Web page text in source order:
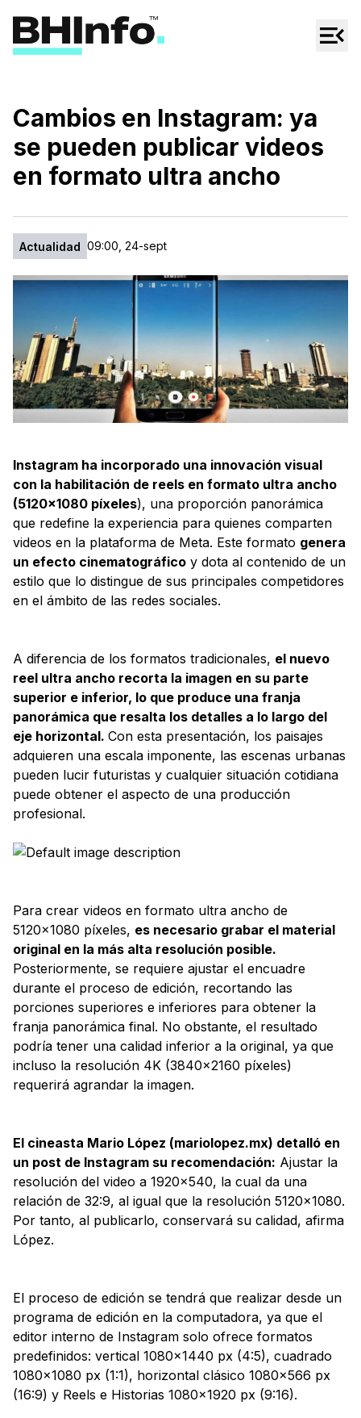
Regionales
Espectáculos
Tecno
Cambios en Instagram: ya
se pueden publicar videos
en formato ultra ancho
Actualidad 09:00, 24-sept
Instagram ha incorporado una innovación visual
con la habilitación de reels en formato ultra ancho
(5120x1080 píxeles), una proporción panorámica
que redefine la experiencia para quienes comparten
videos en la plataforma de Meta. Este formato genera
un efecto cinematográfico y dota al contenido de un
estilo que lo distingue de sus principales competidores
en el ámbito de las redes sociales.
A diferencia de los formatos tradicionales, el nuevo
reel ultra ancho recorta la imagen en su parte
superior e inferior, lo que produce una franja
panorámica que resalta los detalles a lo largo del
eje horizontal. Con esta presentación, los paisajes
adquieren una escala imponente, las escenas urbanas
pueden lucir futuristas y cualquier situación cotidiana
puede obtener el aspecto de una producción
profesional.
Para crear videos en formato ultra ancho de
5120x1080 píxeles, es necesario grabar el material
original en la más alta resolución posible.
Posteriormente, se requiere ajustar el encuadre
durante el proceso de edición, recortando las
porciones superiores e inferiores para obtener la
franja panorámica final. No obstante, el resultado
podría tener una calidad inferior a la original, ya que
incluso la resolución 4K (3840x2160 píxeles)
requerirá agrandar la imagen.
El cineasta Mario López (mariolopez.mx) detalló en
un post de Instagram su recomendación: Ajustar la
resolución del video a 1920x540, la cual da una
relación de 32:9, al igual que la resolución 5120x1080.
Por tanto, al publicarlo, conservará su calidad, afirma
López.
El proceso de edición se tendrá que realizar desde un
programa de edición en la computadora, ya que el
editor interno de Instagram solo ofrece formatos
predefinidos: vertical 1080×1440 px (4:5), cuadrado
1080×1080 px (1:1), horizontal clásico 1080×566 px
(16:9) y Reels e Historias 1080×1920 px (9:16).